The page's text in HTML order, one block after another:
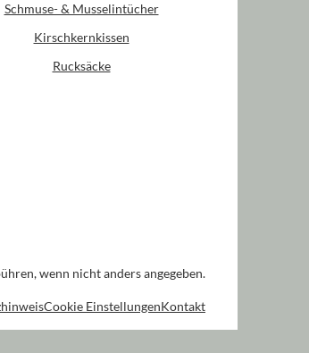
Schmuse- & Musselintücher
Kirschkernkissen
Rucksäcke
wenn nicht anders angegeben.
Cookie EinstellungenKontakt